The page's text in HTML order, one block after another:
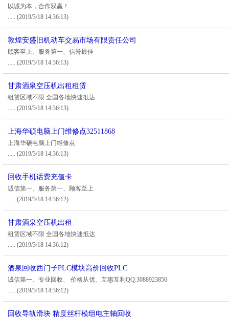
以诚为本，合作双赢！
..... (2019/3/18 14:36:13)
敦煌安盛旧机动车交易市场有限责任公司
顾客至上、服务第一、信誉最佳
..... (2019/3/18 14:36:13)
甘肃酒泉空压机出租租赁
租赁区域不限 全国各地快速抵达
..... (2019/3/18 14:36:13)
上海华硕电脑上门维修点32511868
上海华硕电脑上门维修点
..... (2019/3/18 14:36:13)
回收手机话费充值卡
诚信第一、服务第一、顾客至上
..... (2019/3/18 14:36:12)
甘肃酒泉空压机出租
租赁区域不限 全国各地快速抵达
..... (2019/3/18 14:36:12)
酒泉回收西门子PLC模块高价回收PLC
诚信第一、专业回收、 价格从优、互惠互利QQ:3088923856
..... (2019/3/18 14:36:12)
回收导轨滑块 精度丝杆模组电主轴回收